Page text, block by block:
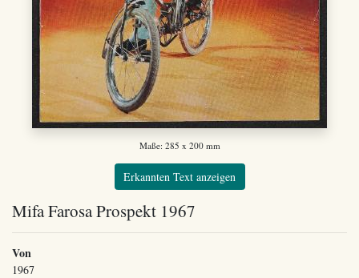
Maße: 285 x 200 mm
Erkannten Text anzeigen
Mifa Farosa Prospekt 1967
Von
1967